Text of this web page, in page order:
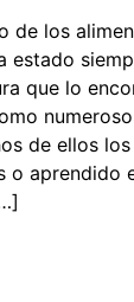
de los
estado
que lo
de ellos
o aprendido